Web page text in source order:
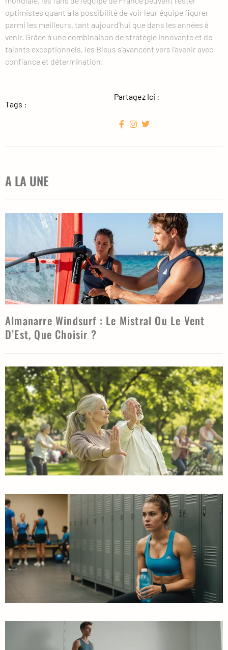
optimistes quant à la possibilité de voir leur équipe figurer
parmi les meilleurs, tant aujourd’hui que dans les années à
venir. Grâce à une combinaison de stratégie innovante et de
talents exceptionnels, les Bleus s’avancent vers l’avenir avec
confiance et détermination.
Tags :
Partagez Ici :
A LA UNE
Almanarre Windsurf : Le Mistral Ou Le Vent
D’Est, Que Choisir ?